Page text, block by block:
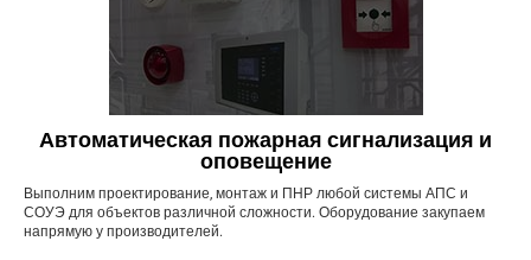
Автоматическая пожарная сигнализация и
оповещение
Выполним проектирование, монтаж и ПНР любой системы АПС и
СОУЭ для объектов различной сложности. Оборудование закупаем
напрямую у производителей.